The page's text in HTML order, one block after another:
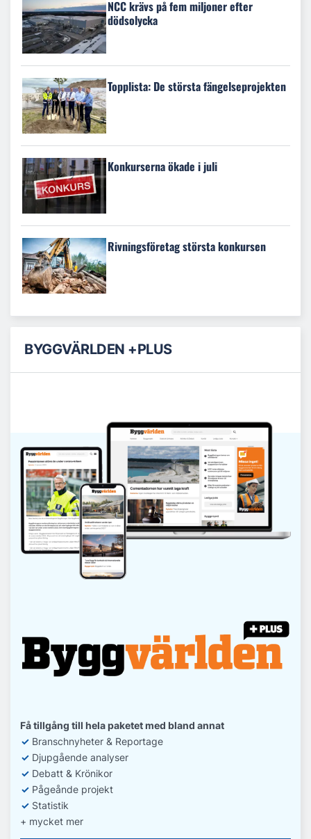
NCC krävs på fem miljoner efter
dödsolycka
Topplista: De största fängelseprojekten
Konkurserna ökade i juli
Rivningsföretag största konkursen
BYGGVÄRLDEN +PLUS
Få tillgång till hela paketet med bland annat
✓ Branschnyheter & Reportage
✓ Djupgående analyser
✓ Debatt & Krönikor
✓ Pågeånde projekt
✓ Statistik
+ mycket mer